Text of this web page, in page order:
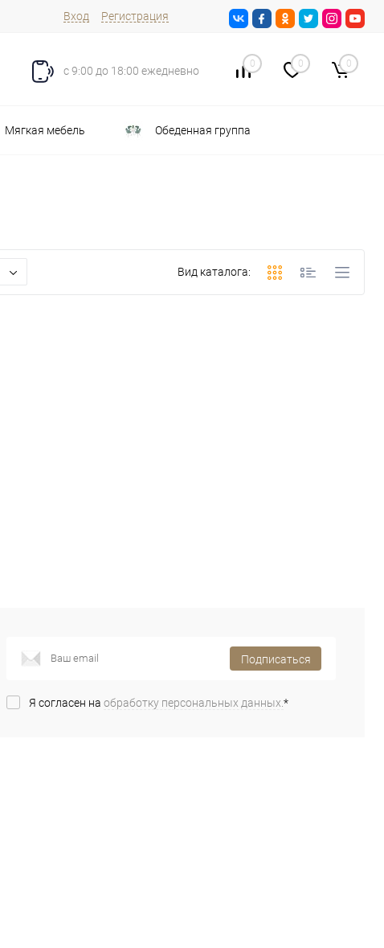
Вход Регистрация
с 9:00 до 18:00 ежедневно
0 0 0
Мягкая мебель Обеденная группа
Вид каталога:
Подписаться
Я согласен на обработку персональных данных. *